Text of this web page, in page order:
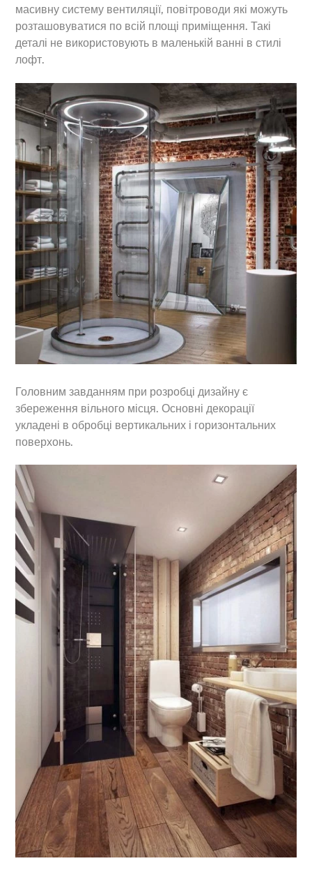
масивну систему вентиляції, повітроводи які можуть
розташовуватися по всій площі приміщення. Такі
деталі не використовують в маленькій ванні в стилі
лофт.
Головним завданням при розробці дизайну є
збереження вільного місця. Основні декорації
укладені в обробці вертикальних і горизонтальних
поверхонь.